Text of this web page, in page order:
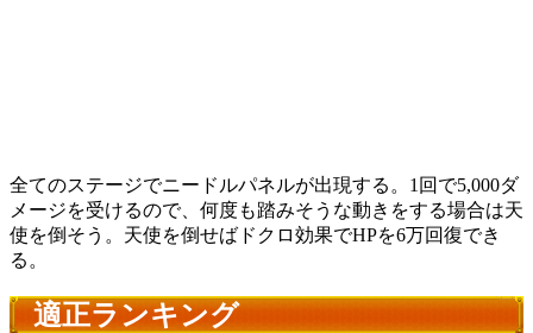
全てのステージでニードルパネルが出現する。1回で5,000ダ
メージを受けるので、何度も踏みそうな動きをする場合は天
使を倒そう。天使を倒せばドクロ効果でHPを6万回復でき
る。
適正ランキング